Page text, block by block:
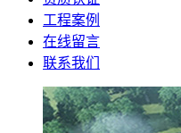
工程案例
在线留言
联系我们